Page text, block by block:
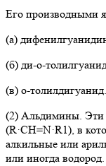
Его производными
(а)
(б) ди-о-
(в) о-
(2) Альдимины. Эти
(R·CH=N·R1), в
алкильные или
или иногда водород.